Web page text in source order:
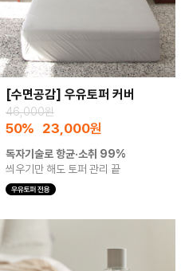
[수면공감] 우유토퍼 커버
46,000원
50% 23,000원
독자기술로 항균·소취 99%
씌우기만 해도 토퍼 관리 끝